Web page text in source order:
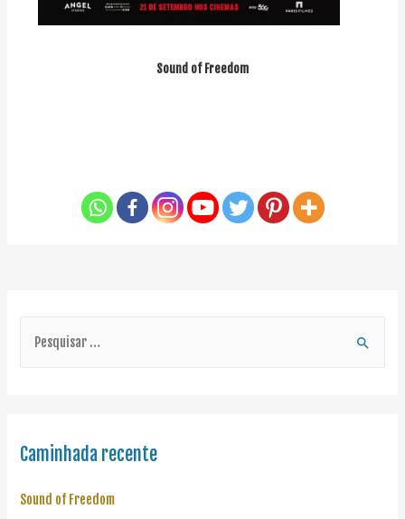
Sound of Freedom
Caminhada recente
Sound of Freedom